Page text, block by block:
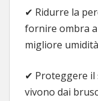
✔ Ridurre la
fornire ombra
migliore
✔ Proteggere il
vivono dai